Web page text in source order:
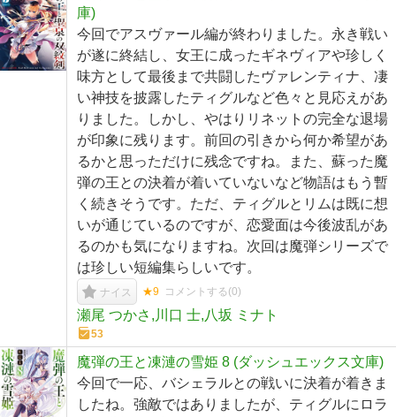
庫)
今回でアスヴァール編が終わりました。永き戦い
が遂に終結し、女王に成ったギネヴィアや珍しく
味方として最後まで共闘したヴァレンティナ、凄
い神技を披露したティグルなど色々と見応えがあ
りました。しかし、やはりリネットの完全な退場
が印象に残ります。前回の引きから何か希望があ
るかと思っただけに残念ですね。また、蘇った魔
弾の王との決着が着いていないなど物語はもう暫
く続きそうです。ただ、ティグルとリムは既に想
いが通じているのですが、恋愛面は今後波乱があ
るのかも気になりますね。次回は魔弾シリーズで
は珍しい短編集らしいです。
ナイス ★9 コメントする(0)
瀬尾 つかさ,川口 士,八坂 ミナト
53
魔弾の王と凍漣の雪姫 8 (ダッシュエックス文庫)
今回で一応、バシェラルとの戦いに決着が着きま
したね。強敵ではありましたが、ティグルにロラ